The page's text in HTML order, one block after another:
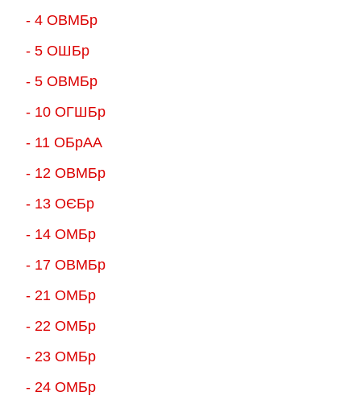
- 4 ОВМБр
- 5 ОШБр
- 5 ОВМБр
- 10 ОГШБр
- 11 ОБрАА
- 12 ОВМБр
- 13 ОЄБр
- 14 ОМБр
- 17 ОВМБр
- 21 ОМБр
- 22 ОМБр
- 23 ОМБр
- 24 ОМБр